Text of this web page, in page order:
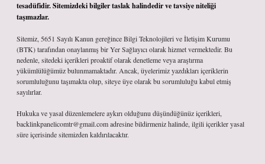
tesadüfidir. Sitemizdeki bilgiler taslak halindedir ve tavsiye niteliği
taşımazlar.
Sitemiz, 5651 Sayılı Kanun gereğince Bilgi Teknolojileri ve İletişim Kurumu
(BTK) tarafından onaylanmış bir Yer Sağlayıcı olarak hizmet vermektedir. Bu
nedenle, sitedeki içerikleri proaktif olarak denetleme veya araştırma
yükümlülüğümüz bulunmamaktadır. Ancak, üyelerimiz yazdıkları içeriklerin
sorumluluğunu taşımakta olup, siteye üye olarak bu sorumluluğu kabul etmiş
sayılırlar.
Hukuka ve yasal düzenlemelere aykırı olduğunu düşündüğünüz içerikleri,
backlinkpanelicomtr@gmail.comadresine bildirmeniz halinde, ilgili içerikler yasal
süre içerisinde sitemizden kaldırılacaktır.